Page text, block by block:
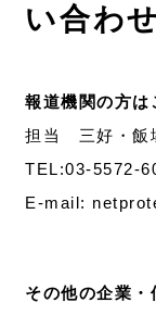
い合わせ
報道機関の方は
担当 三好・飯
TEL:03-5572-
E-mail:
その他の企業・